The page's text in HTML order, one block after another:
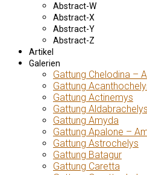
Abstract-W
Abstract-X
Abstract-Y
Abstract-Z
Artikel
Galerien
Gattung Chelodina –
Gattung
Gattung Actinemys
Gattung
Gattung Amyda
Gattung Apalone –
Gattung Astrochelys
Gattung Batagur
Gattung Caretta